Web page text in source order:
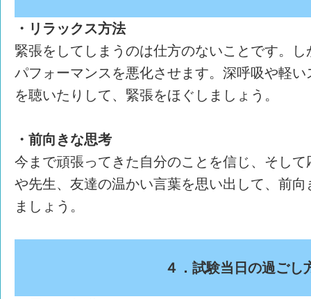
・リラックス方法
緊張をしてしまうのは仕方のないことです。
パフォーマンスを悪化させます。深呼吸や軽
を聴いたりして、緊張をほぐしましょう。
・前向きな思考
今まで頑張ってきた自分のことを信じ、そし
や先生、友達の温かい言葉を思い出して、前
ましょう。
４．試験当日の過ごし